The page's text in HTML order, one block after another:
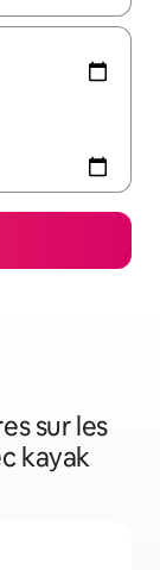
sur les
kayak